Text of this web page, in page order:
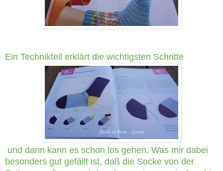
Ein Technikteil erklärt die wichtigsten Schritte
und dann kann es schon los gehen. Was mir dabei
besonders gut gefällt ist, daß die Socke von der